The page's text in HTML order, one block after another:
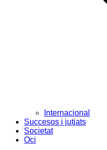
Internacional
Succesos i jutjats
Societat
Oci